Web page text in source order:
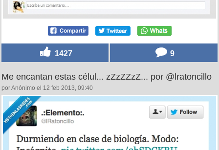
1427 9
Me encantan estas célul... zZzZZzZ... por @lratoncillo
por Anónimo el 12 feb 2013, 09:40